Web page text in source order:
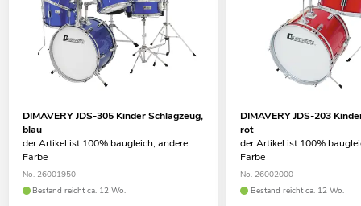
DIMAVERY JDS-305 Kinder Schlagzeug,
blau
der Artikel ist 100% baugleich, andere
Farbe
No. 26001950
Bestand reicht ca. 12 Wo.
DIMAVERY JDS-203
rot
der Artikel ist 100%
Farbe
No. 26002000
Bestand reicht ca. 12 Wo.